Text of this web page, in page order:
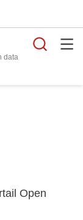
data
Open